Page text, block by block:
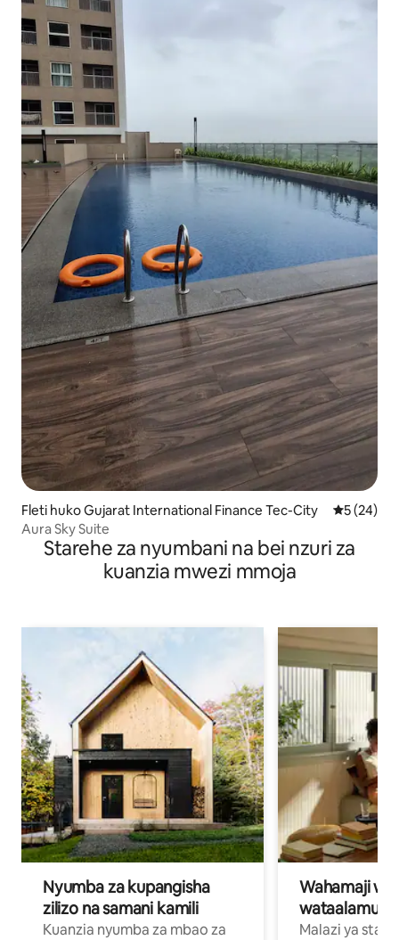
Fleti huko Gujarat International Finance Tec-City Ukadiriaji
5 (24)
Aura Sky Suite
Starehe za nyumbani na bei nzuri za
kuanzia mwezi mmoja
Nyumba za kupangisha
zilizo na samani kamili
Kuanzia nyumba za mbao za
Wahamaji
wataalamu
Malazi ya